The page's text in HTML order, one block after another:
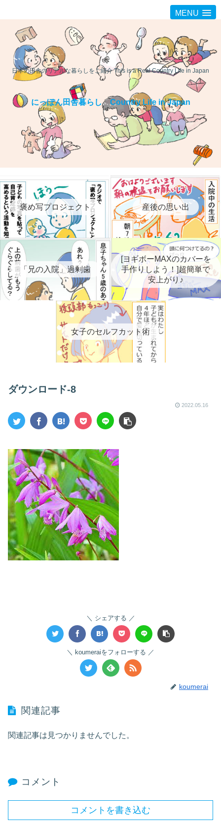
MENU
日本の田舎のリアルな暮らしをご紹介 This is a Real Country Life in Japan
にっぽん田舎暮らし Country Life in Japan
褒め写プロジェクト 産後の思い出
「兄の入院」過剰歯
[ヨギボーMAXのカバーを
手作りしよう！]超簡単で
安上がり♪
女子のセルフカット術
ダウンロード-8
2022.05.16
シェアする
koumeraiをフォローする
koumerai
関連記事
関連記事は見つかりませんでした。
コメント
コメントを書き込む